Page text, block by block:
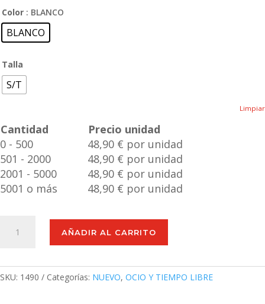
Color : BLANCO
BLANCO
Talla
S/T
Limpiar
Cantidad
Precio unidad
0 - 500
48,90 € por unidad
501 - 2000
48,90 € por unidad
2001 - 5000
48,90 € por unidad
5001 o más
48,90 € por unidad
Nevera
cantidad
AÑADIR AL CARRITO
SKU: 1490 Categorías: NUEVO, OCIO Y TIEMPO LIBRE